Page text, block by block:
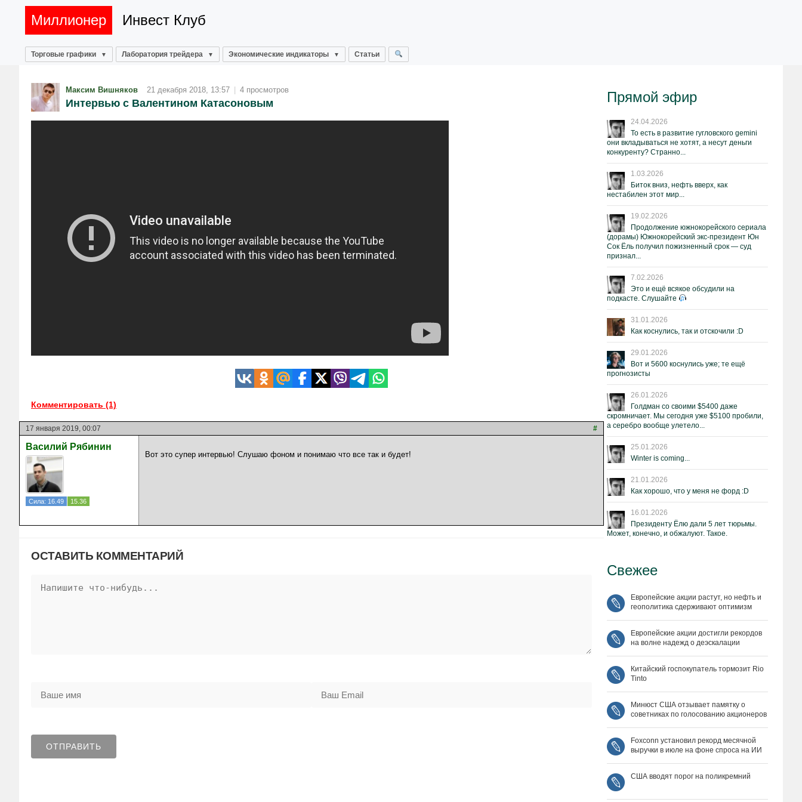
Миллионер Инвест Клуб
Торговые графики Лаборатория трейдера Экономические индикаторы Статьи
Максим Вишняков 21 декабря 2018, 13:57 | 4 просмотров
Интервью с Валентином Катасоновым
Комментировать (1)
17 января 2019, 00:07 #
Василий Рябинин
Сила: 16.49 15.36
Вот это супер интервью! Слушаю фоном и понимаю что все так и будет!
ОСТАВИТЬ КОММЕНТАРИЙ
Прямой эфир
24.04.2026
То есть в развитие гугловского gemini
они вкладываться не хотят, а несут деньги
конкуренту? Странно...
1.03.2026
Биток вниз, нефть вверх, как
нестабилен этот мир...
19.02.2026
Продолжение южнокорейского сериала
(дорамы) Южнокорейский экс-президент Юн
Сок Ёль получил пожизненный срок — суд
признал...
7.02.2026
Это и ещё всякое обсудили на
подкасте. Слушайте
31.01.2026
Как коснулись, так и отскочили :D
29.01.2026
Вот и 5600 коснулись уже; те ещё
прогнозисты
26.01.2026
Голдман со своими $5400 даже
скромничает. Мы сегодня уже $5100 пробили,
а серебро вообще улетело...
25.01.2026
Winter is coming...
21.01.2026
Как хорошо, что у меня не форд :D
16.01.2026
Президенту Ёлю дали 5 лет тюрьмы.
Может, конечно, и обжалуют. Такое.
Свежее
Европейские акции растут, но нефть и
геополитика сдерживают оптимизм
Европейские акции достигли рекордов
на волне надежд о деэскалации
Китайский госпокупатель тормозит Rio
Tinto
Минюст США отзывает памятку о
советниках по голосованию акционеров
Foxconn установил рекорд месячной
выручки в июле на фоне спроса на ИИ
США вводят порог на поликремний